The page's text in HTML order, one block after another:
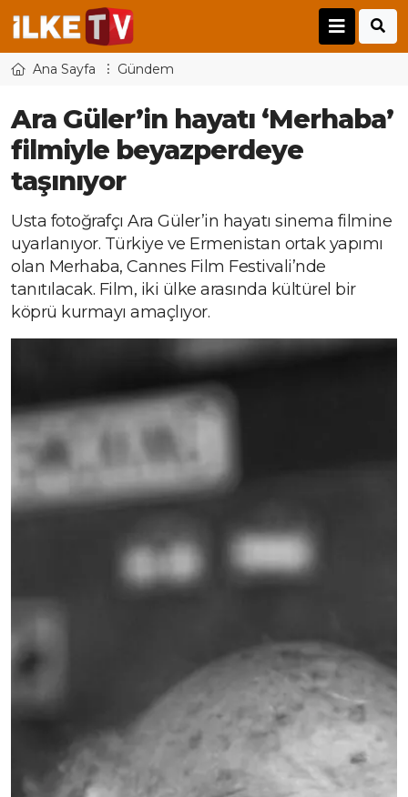
Ana Sayfa Gündem
Ara Güler’in hayatı ‘Merhaba’
filmiyle beyazperdeye
taşınıyor
Usta fotoğrafçı Ara Güler’in hayatı sinema filmine
uyarlanıyor. Türkiye ve Ermenistan ortak yapımı
olan Merhaba, Cannes Film Festivali’nde
tanıtılacak. Film, iki ülke arasında kültürel bir
köprü kurmayı amaçlıyor.